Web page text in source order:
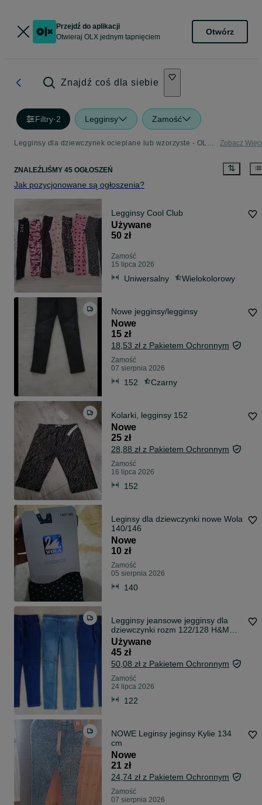
Przejdź do aplikacji
Otwieraj OLX jednym tapnięciem
Otwórz
Znajdź coś dla siebie
Filtry·2 Legginsy Zamość
Legginsy dla dziewczynek ocieplane lub wzorzyste - OLX.pl Zobacz
ZNALEŹLIŚMY 45 OGŁOSZEŃ
Jak pozycjonowane są ogłoszenia?
Legginsy Cool Club
Używane
50 zł
Zamość
15 lipca 2026
Uniwersalny Wielokolorowy
Nowe jegginsy/legginsy
Nowe
15 zł
18,53 zł z Pakietem Ochronnym
Zamość
07 sierpnia 2026
152 Czarny
Kolarki, legginsy 152
Nowe
25 zł
28,88 zł z Pakietem Ochronnym
Zamość
16 lipca 2026
152
Leginsy dla dziewczynki nowe Wola
140/146
Nowe
10 zł
Zamość
05 sierpnia 2026
140
Legginsy jeansowe jegginsy dla
dziewczynki rozm 122/128 H&M
Dunnes
Używane
45 zł
50,08 zł z Pakietem Ochronnym
Zamość
24 lipca 2026
122
NOWE Leginsy jeginsy Kylie 134
cm
Nowe
21 zł
24,74 zł z Pakietem Ochronnym
Zamość
07 sierpnia 2026